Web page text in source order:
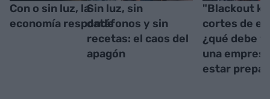
Con o sin luz, la
economía responde
Sin luz, sin
datáfonos y sin
recetas: el caos del
apagón
"Blackout
cortes de
¿qué debe
una
estar